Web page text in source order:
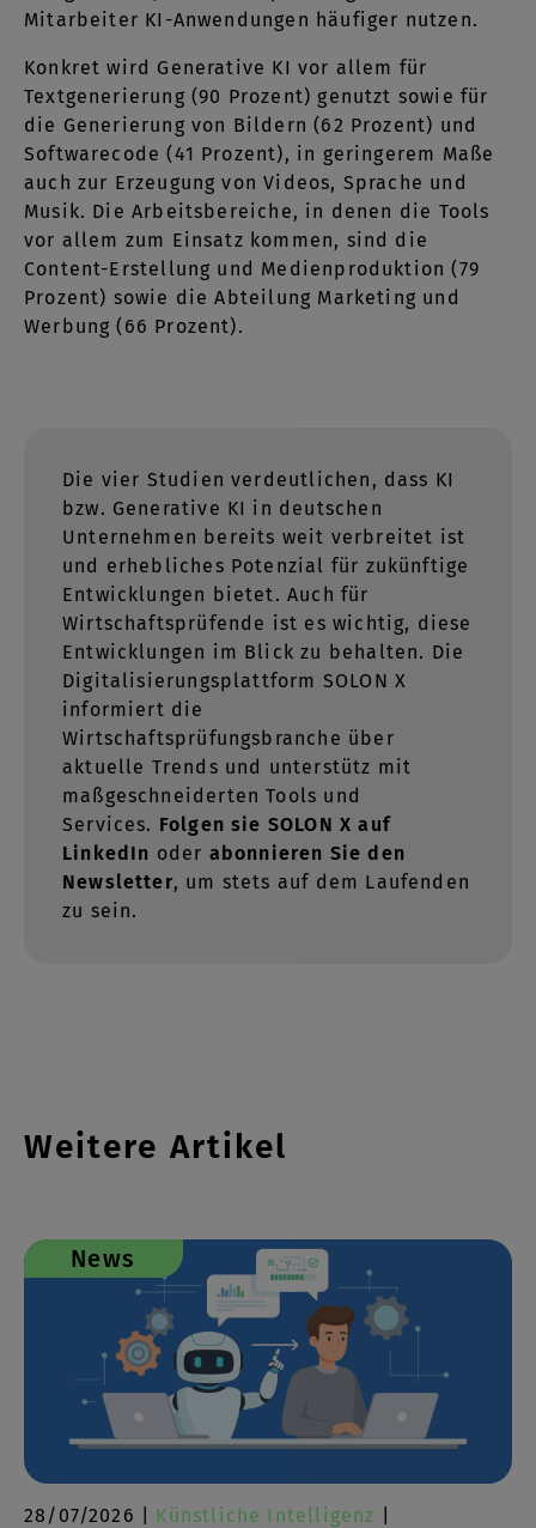
Mitarbeiter KI-Anwendungen häufiger nutzen.
Konkret wird Generative KI vor allem für
Textgenerierung (90 Prozent) genutzt sowie für
die Generierung von Bildern (62 Prozent) und
Softwarecode (41 Prozent), in geringerem Maße
auch zur Erzeugung von Videos, Sprache und
Musik. Die Arbeitsbereiche, in denen die Tools
vor allem zum Einsatz kommen, sind die
Content-Erstellung und Medienproduktion (79
Prozent) sowie die Abteilung Marketing und
Werbung (66 Prozent).
Die vier Studien verdeutlichen, dass KI
bzw. Generative KI in deutschen
Unternehmen bereits weit verbreitet ist
und erhebliches Potenzial für zukünftige
Entwicklungen bietet. Auch für
Wirtschaftsprüfende ist es wichtig, diese
Entwicklungen im Blick zu behalten. Die
Digitalisierungsplattform SOLON X
informiert die
Wirtschaftsprüfungsbranche über
aktuelle Trends und unterstütz mit
maßgeschneiderten Tools und
Services. Folgen sie SOLON X auf
LinkedIn oder abonnieren Sie den
Newsletter, um stets auf dem Laufenden
zu sein.
Weitere Artikel
News
28/07/2026 | Künstliche Intelligenz